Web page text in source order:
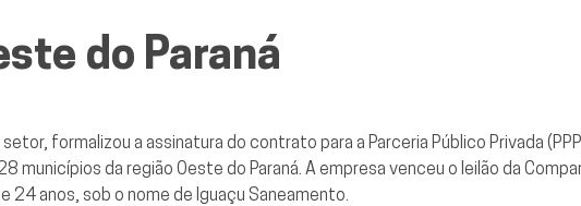
do Paraná
formalizou a assinatura do contrato para a Parceria Público Privada
da região Oeste do Paraná. A empresa venceu o leilão da
24 anos, sob o nome de Iguaçu Saneamento.